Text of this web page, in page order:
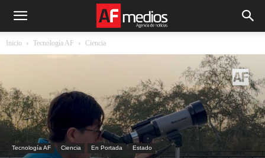
Inicio Tecnología AF Ciencia
Tecnología AF Ciencia En Portada Estado